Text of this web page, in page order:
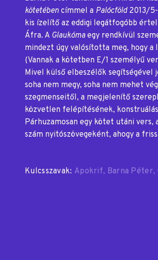
kötetében címmel a Palócföld2013/5-
kis ízelítő az eddigi legátfogóbb
Áfra. A Glaukóma egy rendkívül
mindezt úgy valósította meg, hogy
(Vannak a kötetben E/1 személyű
Mivel külső elbeszélők
soha nem megy, soha nem mehet
szegmenseitől, a megjelenítő
közvetlen felépítésének,
Párhuzamosan egy kötet utáni vers,
szám nyitószövegeként, ahogy a
Kulcsszavak: Apokrif Barna Péter